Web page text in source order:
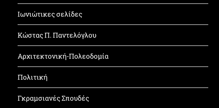
Ιωνιώτικες σελίδες
Κώστας Π. Παντελόγλου
Αρχιτεκτονική-Πολεοδομία
Πολιτική
Γκραμσιανές Σπουδές